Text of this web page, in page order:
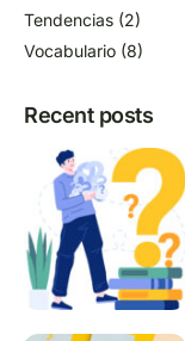
Tendencias (2)
Vocabulario (8)
Recent posts